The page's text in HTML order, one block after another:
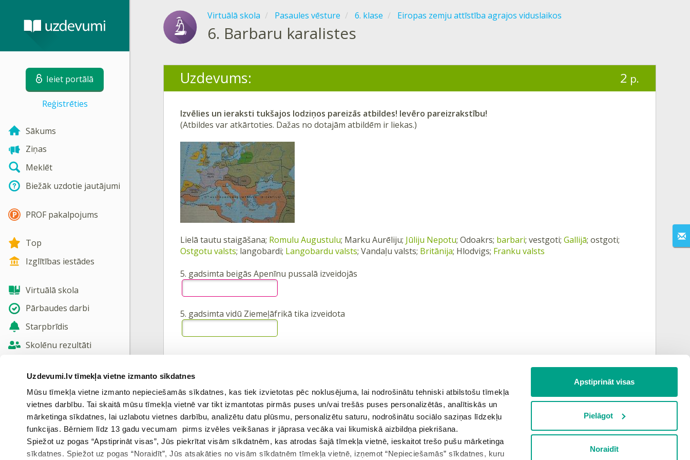
Uzdevumi.lv tīmekļa vietne izmanto sīkdatnes
Mūsu tīmekļa vietne izmanto nepieciešamās sīkdatnes, kas tiek izvietotas pēc noklusējuma, lai nodrošinātu tehniski atbilstošu tīmekļa
vietnes darbību. Tai skaitā mūsu tīmekļa vietnē var tikt izmantotas pirmās puses un/vai trešās puses personalizētās, analītiskās un
mārketinga sīkdatnes, lai uzlabotu vietnes darbību, analizētu datu plūsmu, personalizētu saturu, nodrošinātu sociālo saziņas līdzekļu
funkcijas. Bērniem līdz 13 gadu vecumam pirms izvēles veikšanas ir jāprasa vecāka vai likumiskā aizbildņa piekrišana.
Spiežot uz pogas “Apstiprināt visas”, Jūs piekrītat visām sīkdatnēm, kas atrodas šajā tīmekļa vietnē, ieskaitot trešo pušu mārketinga
sīkdatnes. Spiežot uz pogas “Noraidīt”, Jūs atsakāties no visām sīkdatnēm tīmekļa vietnē, izņemot “Nepieciešamās” sīkdatnes, kuru
Apstiprināt visas
Pielāgot
Noraidīt
Ieiet portālā
Reģistrēties
Sākums
Ziņas
Meklēt
Biežāk uzdotie jautājumi
PROF pakalpojums
Top
Izglītības iestādes
Virtuālā skola
Pārbaudes darbi
Starpbrīdis
Skolēnu rezultāti
Nosūtīt atsauksmi
Skatīt vairāk
Virtuālā skola Pasaules vēsture 6. klase Eiropas zemju attīstība agrajos viduslaikos
6. Barbaru karalistes
Uzdevums: 2 p.
Izvēlies un ieraksti tukšajos lodziņos pareizās atbildes! Ievēro pareizrakstību!
(Atbildes var atkārtoties. Dažas no dotajām atbildēm ir liekas.)
Lielā tautu staigāšana; Romulu Augustulu; Marku Aurēliju; Jūliju Nepotu; Odoakrs; barbari; vestgoti; Gallijā; ostgoti;
Ostgotu valsts; langobardi; Langobardu valsts; Vandaļu valsts; Britānija; Hlodvigs; Franku valsts
5. gadsimta beigās Apenīnu pussalā izveidojās
5. gadsimta vidū Ziemeļāfrikā tika izveidota
Iepriekšējais uzdevums Atgriezties tēmā Nākamais uzdevums